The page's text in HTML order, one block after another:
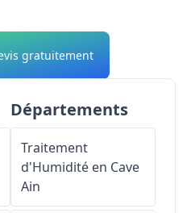
gratuitement
Départements
Traitement
d'Humidité en Cave
Ain